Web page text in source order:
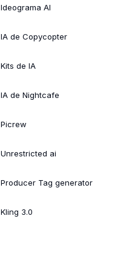
Ideograma AI
IA de Copycopter
Kits de IA
IA de Nightcafe
Picrew
Unrestricted ai
Producer Tag generator
Kling 3.0